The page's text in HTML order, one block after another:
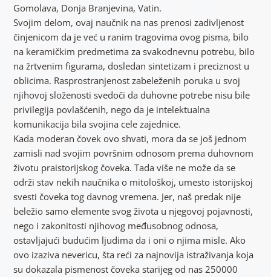
Gomolava, Donja Branjevina, Vatin.
Svojim delom, ovaj naučnik na nas prenosi zadivljenost
činjenicom da je već u ranim tragovima ovog pisma, bilo
na keramičkim predmetima za svakodnevnu potrebu, bilo
na žrtvenim figurama, dosledan sintetizam i preciznost u
oblicima. Rasprostranjenost zabeleženih poruka u svoj
njihovoj složenosti svedoči da duhovne potrebe nisu bile
privilegija povlašćenih, nego da je intelektualna
komunikacija bila svojina cele zajednice.
Kada moderan čovek ovo shvati, mora da se još jednom
zamisli nad svojim površnim odnosom prema duhovnom
životu praistorijskog čoveka. Tada više ne može da se
održi stav nekih naučnika o mitološkoj, umesto istorijskoj
svesti čoveka tog davnog vremena. Jer, naš predak nije
beležio samo elemente svog života u njegovoj pojavnosti,
nego i zakonitosti njihovog međusobnog odnosa,
ostavljajući budućim ljudima da i oni o njima misle. Ako
ovo izaziva nevericu, šta reći za najnovija istraživanja koja
su dokazala pismenost čoveka starijeg od nas 250000